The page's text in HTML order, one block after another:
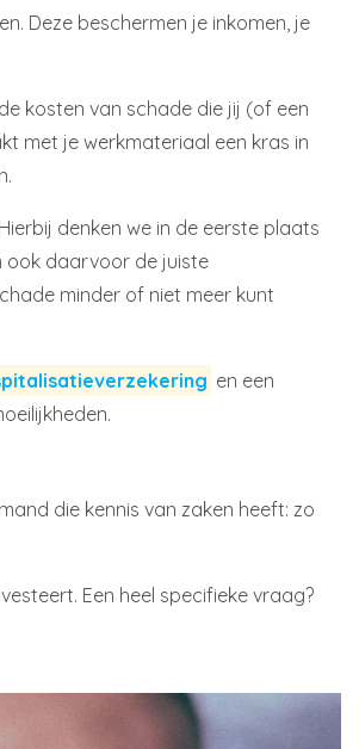
Deze beschermen je inkomen, je
kosten van schade die jij (of een
met je werkmateriaal een kras in
denken we in de eerste plaats
ook daarvoor de juiste
minder of niet meer kunt
en een
die kennis van zaken heeft: zo
Een heel specifieke vraag?